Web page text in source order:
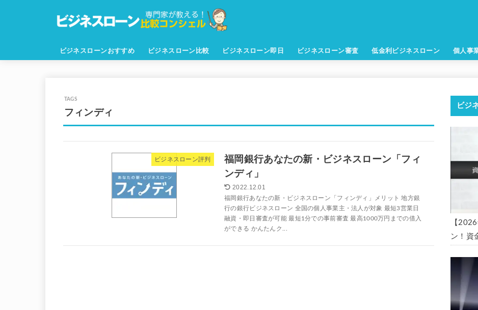
ビジネスローンおすすめ ビジネスローン比較 ビジネスローン即日 ビジネスローン審査 低金利ビジネスローン 個人事
フィンディ
ビジネスローン評判
福岡銀行あなたの新・ビジネスローン「フィ
ンディ」
2022.12.01
福岡銀行あなたの新・ビジネスローン「フィンディ」メリット 地方銀
行の銀行ビジネスローン 全国の個人事業主・法人が対象 最短3営業日
融資・即日審査が可能 最短1分での事前審査 最高1000万円までの借入
ができる かんたんク...
ビジ
【
ン！資
業者ロ